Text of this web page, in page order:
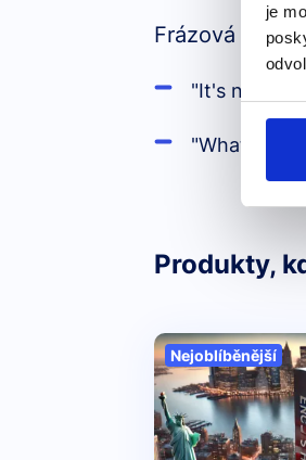
je
Frázová
"It's not like
"What's it
Produkty,
Nejoblíběnější